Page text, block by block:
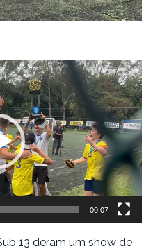
00:07
13 deram um show de